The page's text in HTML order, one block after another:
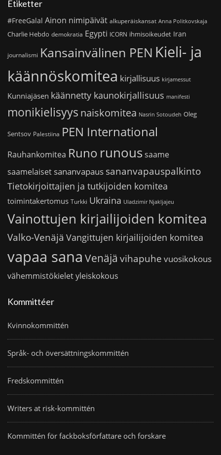
Etiketter
#FreeGalal Ainon nimipäivät alkuperäiskansat Anna Politkovskaja
Charlie Hebdo demokratia Egypti ICORN ihmisoikeudet Iran
journalismi Kansainvälinen PEN Kieli- ja
käännöskomitea kirjallisuus kirjamessut
Kunniajäsen käännetty kaunokirjallisuus manifesti
monikielisyys naiskomitea Nasrin Sotoudeh Oleg
Sentsov Palestiina PEN International
Rauhankomitea Runo runoussaame
saamelaiset sananvapaus sananvapauspalkinto
Tietokirjoittajien ja tutkijoiden komitea
toimintakertomus Turkki Ukraina Uladzimir Njakljajeu
Vainottujen kirjailijoiden komitea
Valko-Venäjä Vangittujen kirjailijoiden komitea
vapaa sana Venäjä vihapuhe vuosikokous
vähemmistökieletyleiskokous
Kommittéer
Kvinnokommittén
Språk- och översättningskommittén
Fredskommittén
Writers at risk-kommittén
Kommittén för fackboksförfattare och forskare